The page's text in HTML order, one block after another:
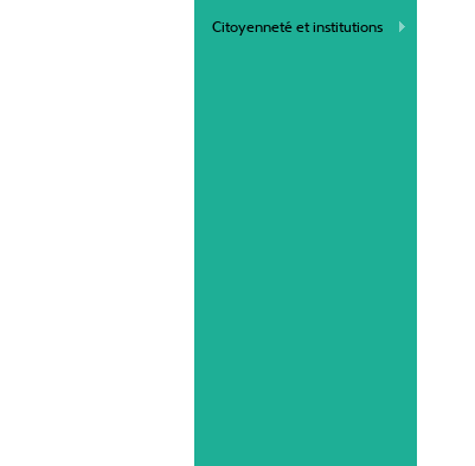
Citoyenneté et institutions